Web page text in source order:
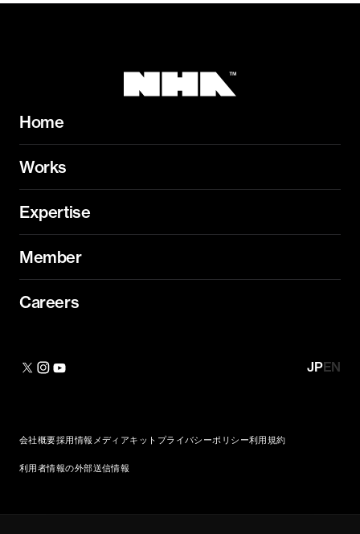
Home
Works
Expertise
Member
Careers
JPEN
会社概要採用情報メディアキット プライバシーポリシー利用規約
利用者情報の外部送信情報